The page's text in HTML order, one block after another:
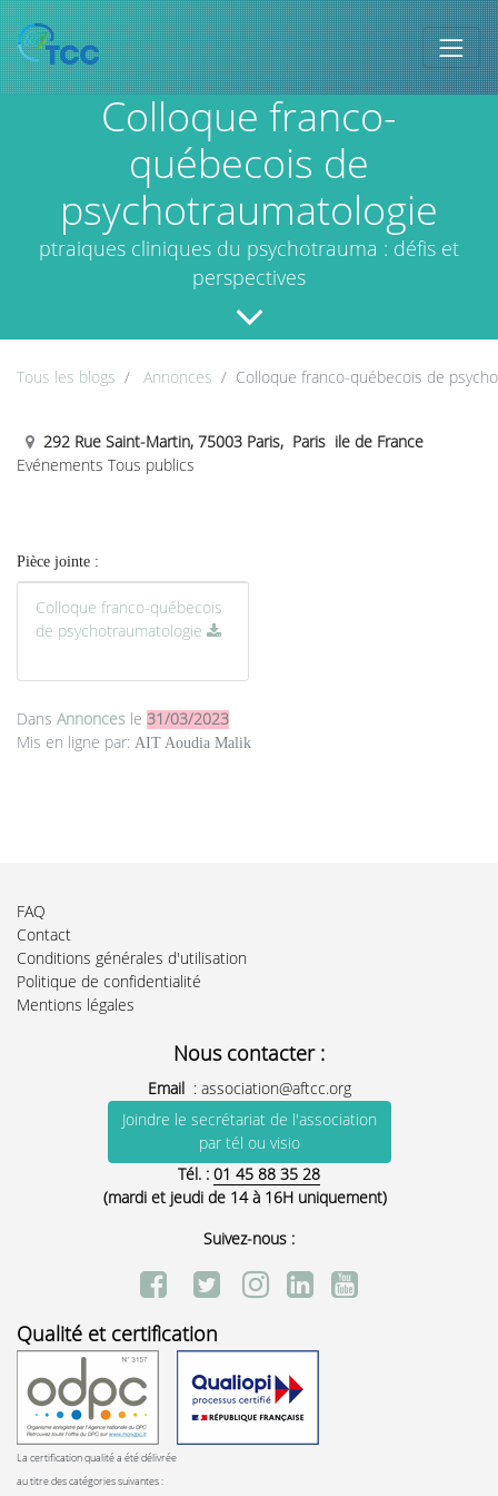
Colloque franco-
québecois de
psychotraumatologie
ptraiques cliniques du psychotrauma : défis et
perspectives
Tous les blogs Annonces Colloque franco-québecois de
292 Rue Saint-Martin, 75003 Paris, Paris ile de France
Evénements Tous publics
Pièce jointe :
Colloque franco-québecois
de psychotraumatologie
Dans Annonces le 31/03/2023
Mis en ligne par: AIT Aoudia Malik
FAQ
Contact
Conditions générales d'utilisation
Politique de confidentialité
Mentions légales
Nous contacter :
Email : association@aftcc.org
Joindre le secrétariat de l'association
par tél ou visio
Tél. : 01 45 88 35 28
(mardi et jeudi de 14 à 16H uniquement)
Suivez-nous :
Qualité et certification
La certification qualité a été délivrée
au titre des catégories suivantes :